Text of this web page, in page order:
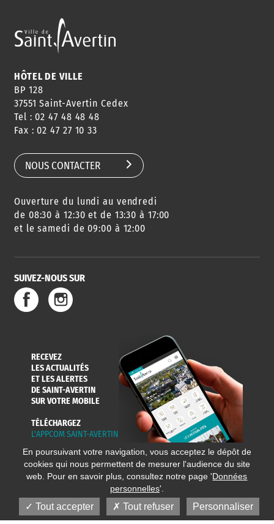
HÔTEL DE VILLE
BP 128
37551 Saint-Avertin Cedex
Tel : 02 47 48 48 48
Fax : 02 47 27 10 33
NOUS CONTACTER
Ouverture du lundi au vendredi
de 08:30 à 12:30 et de 13:30 à 17:00
et le samedi de 09:00 à 12:00
SUIVEZ-NOUS SUR
RECEVEZ
LES ACTUALITÉS
ET LES ALERTES
DE SAINT-AVERTIN
SUR VOTRE MOBILE
TÉLÉCHARGEZ
L'APPCOM SAINT-AVERTIN
En poursuivant votre navigation, vous acceptez le dépôt de
cookies qui nous permettent de mesurer l'audience du site
web. Pour en savoir plus, consultez notre page 'Données
personnelles'.
Tout accepter Tout refuser Personnaliser